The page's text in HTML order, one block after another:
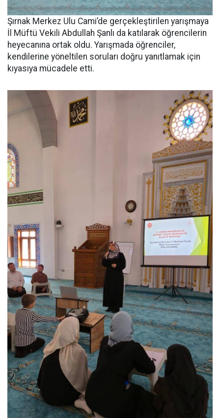
Şırnak Merkez Ulu Cami’de gerçekleştirilen yarışmaya
İl Müftü Vekili Abdullah Şanlı da katılarak öğrencilerin
heyecanına ortak oldu. Yarışmada öğrenciler,
kendilerine yöneltilen soruları doğru yanıtlamak için
kıyasıya mücadele etti.